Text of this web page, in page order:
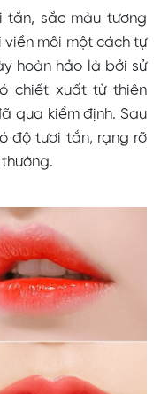
tắn, sắc màu tương
môi một cách tự
hoàn hảo là bởi sử
chiết xuất từ thiên
qua kiểm định. Sau
độ tươi tắn, rạng rỡ